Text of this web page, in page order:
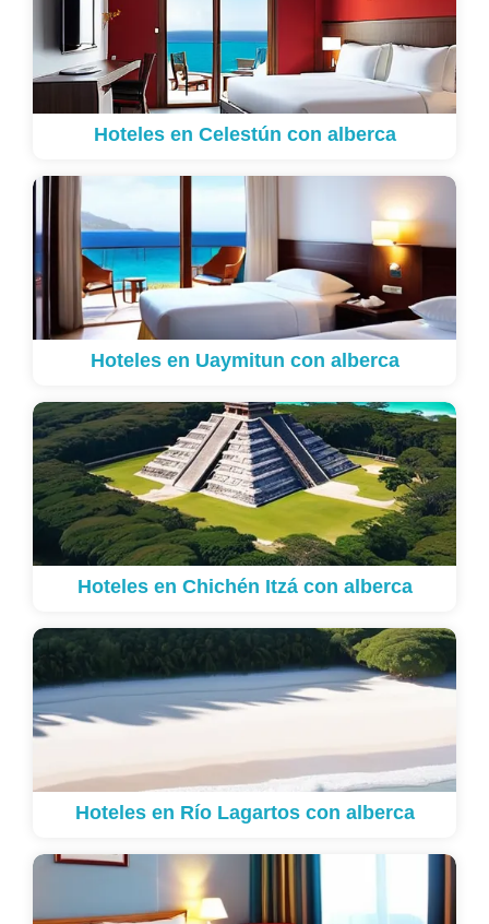
Hoteles en Celestún con alberca
Hoteles en Uaymitun con alberca
Hoteles en Chichén Itzá con alberca
Hoteles en Río Lagartos con alberca